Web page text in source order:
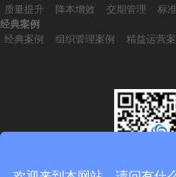
质量提升
降本增效 交期管理 标
经典案例
经典案例
组织管理案例 精益运营